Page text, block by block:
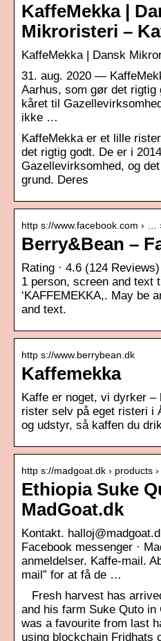
KaffeMekka |
Mikroristeri –
KaffeMekka | Dansk
31. aug. 2020 —
Aarhus, som gør det rigtig
kåret til
ikke …
KaffeMekka er et lille
det rigtig godt. De er i
Gazellevirksomhed, og
grund. Deres
http s://www.facebook.com › …
Berry&Bean –
Rating · 4.6 (124
1 person, screen and text
‘KAFFEMEKKA,. May be
and text.
http s://www.berrybean.dk
Kaffemekka
Kaffe er noget, vi dyrker –
rister selv på eget risteri i
og udstyr, så kaffen du
http s://madgoat.dk › products
Ethiopia Suke
MadGoat.dk
Kontakt.
Facebook messenger ·
anmeldelser. Kaffe-mail.
mail” for at få de …
Fresh harvest has
and his farm Suke Quto
was a favourite from last
using blockchain Fridhats